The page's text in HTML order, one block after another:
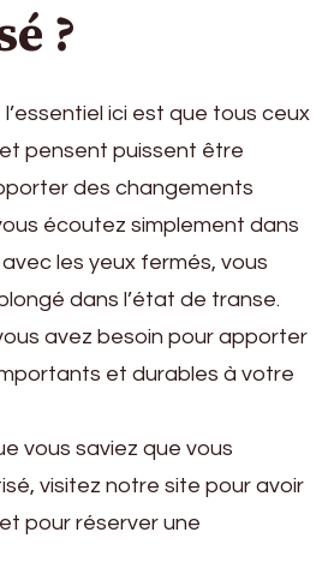
?
ici est que tous ceux
pensent puissent être
des changements
écoutez simplement dans
les yeux fermés, vous
dans l’état de transe.
avez besoin pour apporter
et durables à votre
vous saviez que vous
visitez notre site pour avoir
pour réserver une